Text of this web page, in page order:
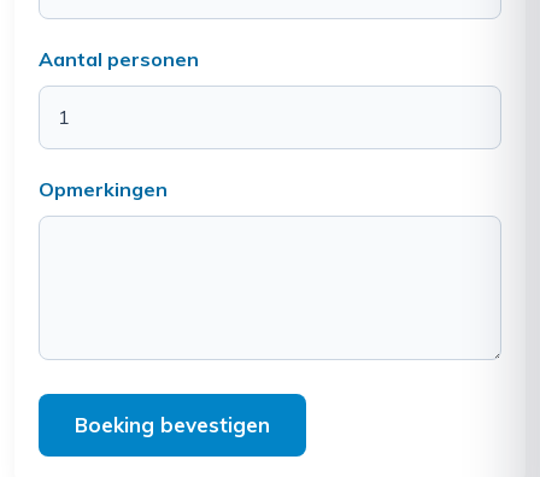
Aantal personen
Opmerkingen
Boeking bevestigen